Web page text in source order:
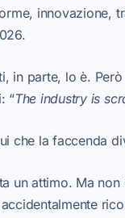
innovazione,
in parte, lo è.
“The industry is
che la faccenda
un attimo. Ma